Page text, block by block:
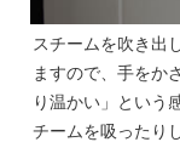
スチームを吹き出
ますので、手をか
り温かい」という
チームを吸ったり